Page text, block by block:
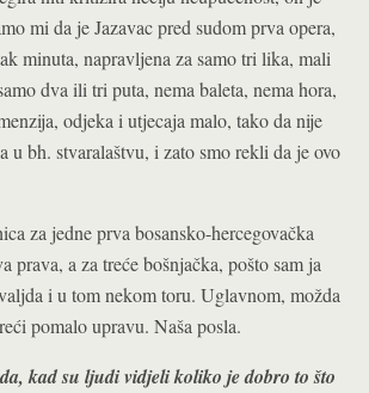
mi da je Jazavac pred sudom prva opera,
minuta, napravljena za samo tri lika, mali
dva ili tri puta, nema baleta, nema hora,
odjeka i utjecaja malo, tako da nije
u bh. stvaralaštvu, i zato smo rekli da je ovo
za jedne prva bosansko-hercegovačka
prava, a za treće bošnjačka, pošto sam ja
i u tom nekom toru. Uglavnom, možda
pomalo upravu. Naša posla.
kad su ljudi vidjeli koliko je dobro to što